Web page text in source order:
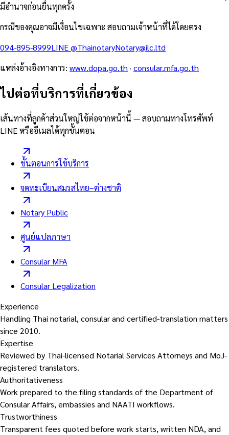
มีอำนาจก่อนยื่นทุกครั้ง
กรณีของคุณอาจมีเงื่อนไขเฉพาะ สอบถามเจ้าหน้าที่ได้โดยตรง
094-895-8999LINE@ThainotaryNotary@ilc.ltd
แหล่งอ้างอิงทางการ: www.dopa.go.th · consular.mfa.go.th
ไปต่อที่บริการที่เกี่ยวข้อง
เส้นทางที่ลูกค้าส่วนใหญ่ใช้ต่อจากหน้านี้ — สอบถามทางโทรศัพท์
LINE หรืออีเมลได้ทุกขั้นตอน
ขั้นตอนการใช้บริการ
จดทะเบียนสมรสไทย–ต่างชาติ
Notary Public
ศูนย์แปลภาษา
Consular MFA
Consular Legalization
Experience
Handling Thai notarial, consular and certified-translation matters
since 2010.
Expertise
Reviewed by Thai-licensed Notarial Services Attorneys and MoJ-
registered translators.
Authoritativeness
Work prepared to the filing standards of the Department of
Consular Affairs, embassies and NAATI workflows.
Trustworthiness
Transparent fees quoted before work starts, written NDA, and